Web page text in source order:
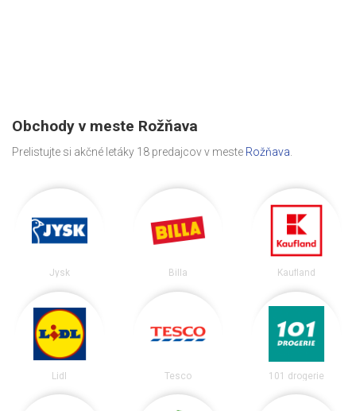
Obchody v meste Rožňava
Prelistujte si akčné letáky 18 predajcov v meste Rožňava.
Jysk Billa Kaufland
Lidl Tesco 101 drogerie